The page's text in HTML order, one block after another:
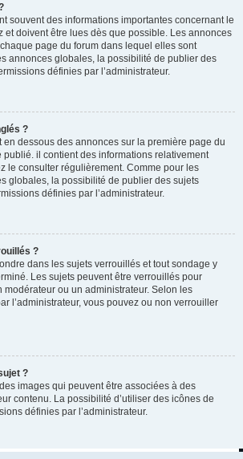
souvent des informations importantes concernant le
et doivent être lues dès que possible. Les annonces
page du forum dans lequel elles sont
annonces globales, la possibilité de publier des
définies par l’administrateur.
?
dessous des annonces sur la première page du
il contient des informations relativement
le consulter régulièrement. Comme pour les
globales, la possibilité de publier des sujets
définies par l’administrateur.
?
dans les sujets verrouillés et tout sondage y
Les sujets peuvent être verrouillés pour
modérateur ou un administrateur. Selon les
l’administrateur, vous pouvez ou non verrouiller
?
images qui peuvent être associées à des
contenu. La possibilité d’utiliser des icônes de
définies par l’administrateur.